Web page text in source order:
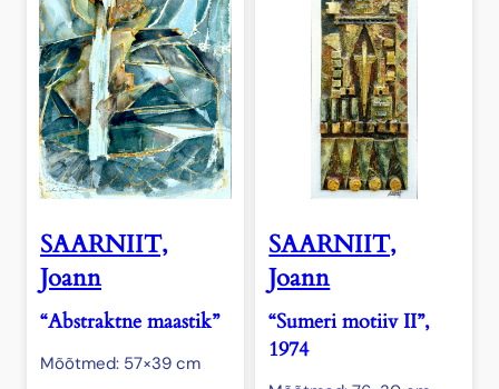
SAARNIIT,
Joann
“Abstraktne maastik”
Mõõtmed: 57×39 cm
SAARNIIT,
Joann
“Sumeri motiiv II”,
1974